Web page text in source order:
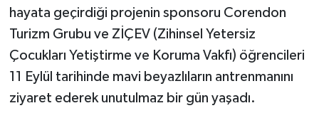
hayata geçirdiği projenin sponsoru Corendon
Turizm Grubu ve ZİÇEV (Zihinsel Yetersiz
Çocukları Yetiştirme ve Koruma Vakfı) öğrencileri
11 Eylül tarihinde mavi beyazlıların antrenmanını
ziyaret ederek unutulmaz bir gün yaşadı.